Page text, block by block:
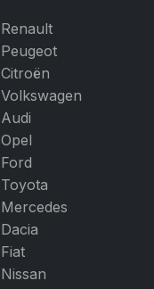
Renault
Peugeot
Citroën
Volkswagen
Audi
Opel
Ford
Toyota
Mercedes
Dacia
Fiat
Nissan